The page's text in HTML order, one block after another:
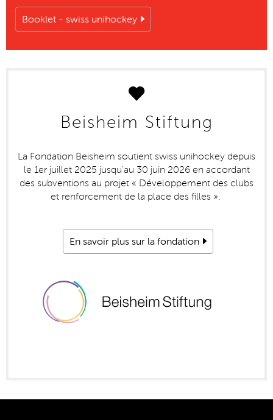
Booklet - swiss unihockey
Beisheim Stiftung
La Fondation Beisheim soutient swiss unihockey depuis
le 1er juillet 2025 jusqu'au 30 juin 2026 en accordant
des subventions au projet « Développement des clubs
et renforcement de la place des filles ».
En savoir plus sur la fondation